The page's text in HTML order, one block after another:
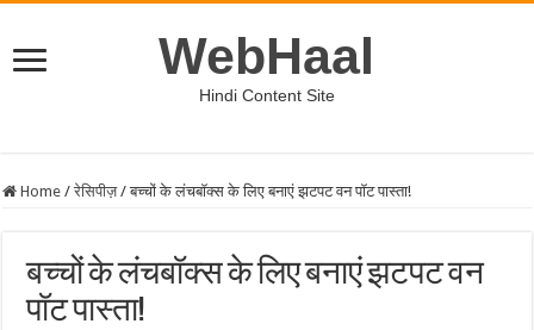
WebHaal
Hindi Content Site
Home / रेसिपीज़ / बच्चों के लंचबॉक्स के लिए बनाएं झटपट वन पॉट पास्ता!
बच्चों के लंचबॉक्स के लिए बनाएं झटपट वन
पॉट पास्ता!